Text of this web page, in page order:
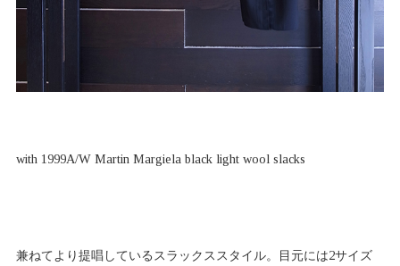
with 1999A/W Martin Margiela black light wool slacks
兼ねてより提唱しているスラックススタイル。目元には2サイズ